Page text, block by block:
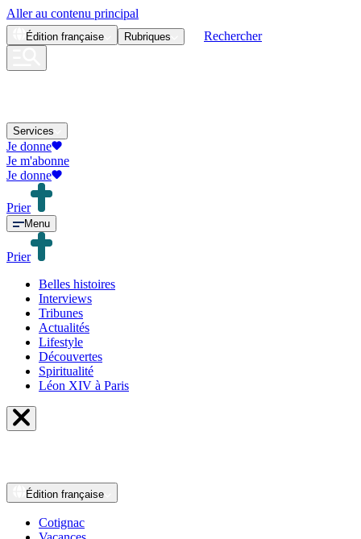
Aller au contenu principal
Édition française Rubriques Rechercher
Services
Je donne
Je m'abonne
Je donne
Prier
Menu
Prier
Belles histoires
Interviews
Tribunes
Actualités
Lifestyle
Découvertes
Spiritualité
Léon XIV à Paris
Édition française
Cotignac